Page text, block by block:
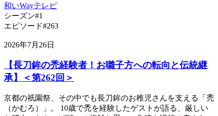
和いWayテレビ
シーズン#1
エピソード#263
2026年7月26日
【長刀鉾の禿経験者！お囃子方への転向と伝統継
承】＜第262回＞
京都の祇園祭、その中でも長刀鉾のお稚児さんを支える「禿
（かむろ）」。 10歳で禿を経験したゲストが語る、厳しい